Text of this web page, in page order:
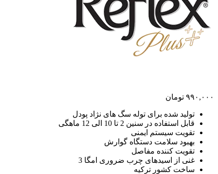
۹۹۰,۰۰۰ تومان
تولید شده برای توله سگ های نژاد پودل
قابل استفاده در سنین 2 تا 10 الی 12 ماهگی
تقویت سیستم ایمنی
بهبود سلامت دستگاه گوارش
تقویت کننده مفاصل
غنی از اسیدهای چرب ضروری امگا 3
ساخت کشور ترکیه